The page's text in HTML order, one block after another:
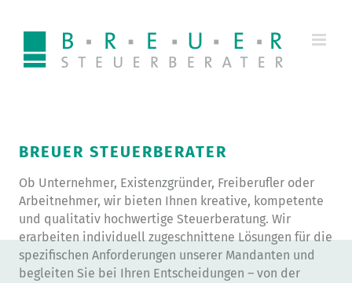
BREUER STEUERBERATER
Ob Unternehmer, Existenzgründer, Freiberufler oder
Arbeitnehmer, wir bieten Ihnen kreative, kompetente
und qualitativ hochwertige Steuerberatung. Wir
erarbeiten individuell zugeschnittene Lösungen für die
spezifischen Anforderungen unserer Mandanten und
begleiten Sie bei Ihren Entscheidungen – von der